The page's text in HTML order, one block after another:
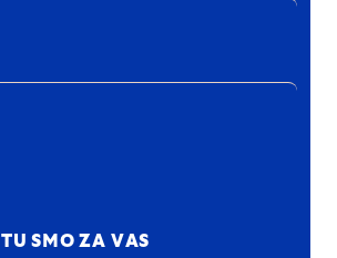
TU SMO ZA VAS